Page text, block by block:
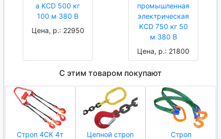
а KCD 500 кг
100 м 380 В
Цена, р.: 22950
промышленная
электрическая
KCD 750 кг 50
м 380 В
Цена, р.: 21800
С этим товаром покупают
Строп 4СК 4т
Цепной строп
Строп